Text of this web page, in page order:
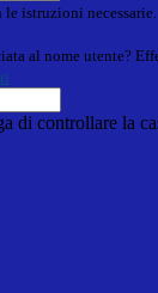
istruzioni necessarie.
al nome utente?
di controllare la